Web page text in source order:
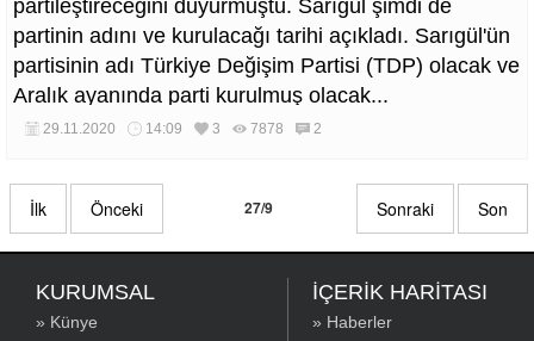
partileştireceğini duyurmuştu. Sarıgül şimdi de
partinin adını ve kurulacağı tarihi açıkladı. Sarıgül'ün
partisinin adı Türkiye Değişim Partisi (TDP) olacak ve
Aralık ayanında parti kurulmuş olacak...
29.11.2020 14:09 3 7878 2
İlk Önceki 27/9 Sonraki Son
KURUMSAL
» Künye
İÇERİK HARİTASI
» Haberler